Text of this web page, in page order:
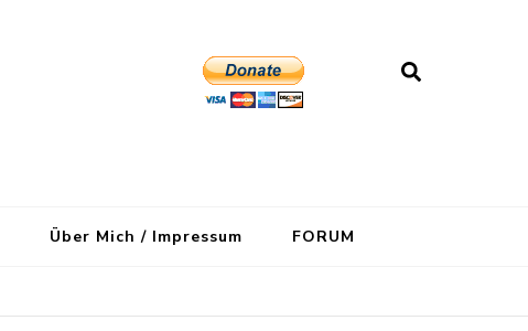
Über Mich / Impressum FORUM